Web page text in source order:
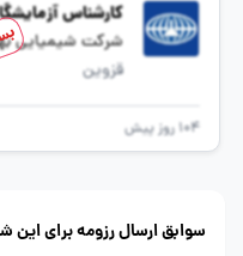
کارشناس
شرکت شیمیایی
قزوین
104 روز پیش
سوابق ارسال رزومه برای این